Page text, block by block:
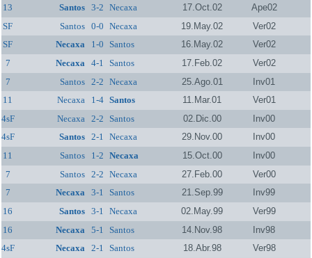
13
Santos 3-2 Necaxa 17.Oct.02
Ape02
SF
Santos 0-0 Necaxa 19.May.02
Ver02
SF
Necaxa 1-0 Santos 16.May.02
Ver02
7
Necaxa 4-1 Santos 17.Feb.02
Ver02
7
Santos 2-2 Necaxa 25.Ago.01
Inv01
11
Necaxa 1-4 Santos 11.Mar.01
Ver01
4sF
Necaxa 2-2 Santos 02.Dic.00
Inv00
4sF
Santos 2-1 Necaxa 29.Nov.00
Inv00
11
Santos 1-2 Necaxa 15.Oct.00
Inv00
7
Santos 2-2 Necaxa 27.Feb.00
Ver00
7
Necaxa 3-1 Santos 21.Sep.99
Inv99
16
Santos 3-1 Necaxa 02.May.99
Ver99
16
Necaxa 5-1 Santos 14.Nov.98
Inv98
4sF
Necaxa 2-1 Santos 18.Abr.98
Ver98